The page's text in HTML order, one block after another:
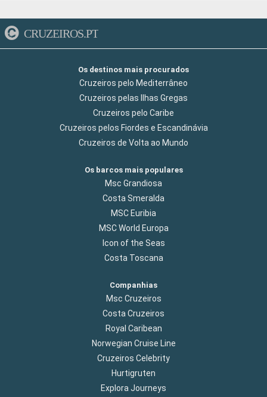
CRUZEIROS.PT
Os destinos mais procurados
Cruzeiros pelo Mediterrâneo
Cruzeiros pelas Ilhas Gregas
Cruzeiros pelo Caribe
Cruzeiros pelos Fiordes e Escandinávia
Cruzeiros de Volta ao Mundo
Os barcos mais populares
Msc Grandiosa
Costa Smeralda
MSC Euribia
MSC World Europa
Icon of the Seas
Costa Toscana
Companhias
Msc Cruzeiros
Costa Cruzeiros
Royal Caribean
Norwegian Cruise Line
Cruzeiros Celebrity
Hurtigruten
Explora Journeys